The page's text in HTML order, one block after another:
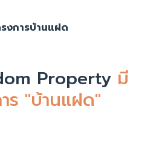
รงการบ้านแฝด
Property มี
ร "บ้านแฝด"